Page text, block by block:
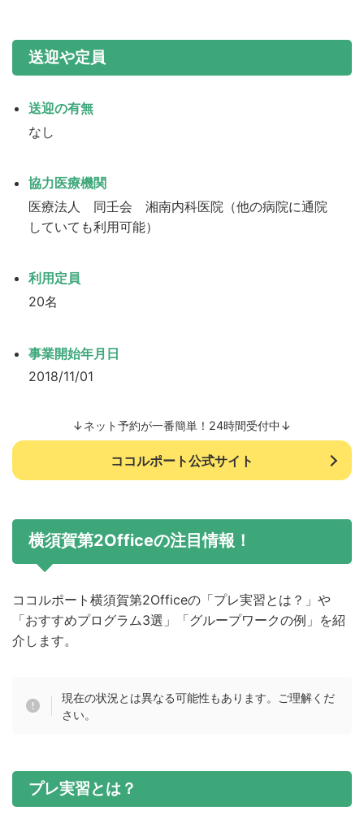
送迎や定員
送迎の有無
なし
協力医療機関
医療法人 同壬会 湘南内科医院（他の病院に通院
していても利用可能）
利用定員
20名
事業開始年月日
2018/11/01
↓ネット予約が一番簡単！24時間受付中↓
ココルポート公式サイト
横須賀第2Officeの注目情報！
ココルポート横須賀第2Officeの「プレ実習とは？」や
「おすすめプログラム3選」「グループワークの例」を紹
介します。
現在の状況とは異なる可能性もあります。ご理解くだ
さい。
プレ実習とは？